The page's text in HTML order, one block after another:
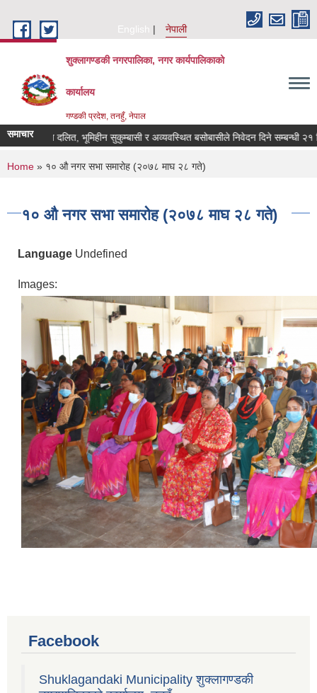
English
नेपाली
शुक्लागण्डकी नगरपालिका, नगर कार्यपालिकाको
कार्यालय
गण्डकी प्रदेश, तनहुँ, नेपाल
समाचार
भूमिहीन दलित, भूमिहीन सुकुम्बासी र अव्यवस्थित बसोबासीले निवेदन दिने सम्बन्धी २१
You are here
Home » १० औ नगर सभा समारोह (२०७८ माघ २८ गते)
१० औ नगर सभा समारोह (२०७८ माघ २८ गते)
Language Undefined
Images:
Facebook
Shuklagandaki Municipality शुक्लागण्डकी